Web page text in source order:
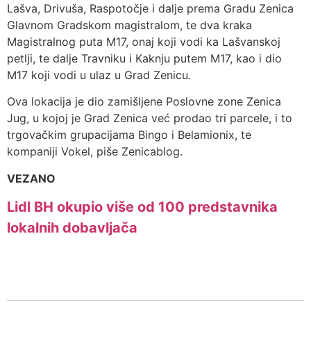
Lašva, Drivuša, Raspotočje i dalje prema Gradu Zenica
Glavnom Gradskom magistralom, te dva kraka
Magistralnog puta M17, onaj koji vodi ka Lašvanskoj
petlji, te dalje Travniku i Kaknju putem M17, kao i dio
M17 koji vodi u ulaz u Grad Zenicu.
Ova lokacija je dio zamišljene Poslovne zone Zenica
Jug, u kojoj je Grad Zenica već prodao tri parcele, i to
trgovačkim grupacijama Bingo i Belamionix, te
kompaniji Vokel, piše Zenicablog.
VEZANO
Lidl BH okupio više od 100 predstavnika
lokalnih dobavljača